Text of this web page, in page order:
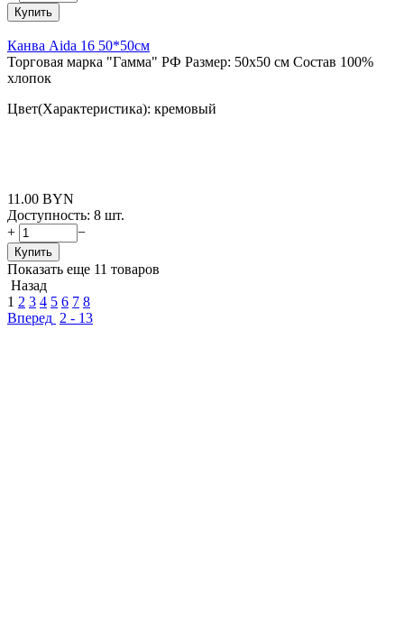
Купить
Канва Aida 16 50*50см
Торговая марка "Гамма" РФ Размер: 50x50 см Состав 100%
хлопок
Цвет(Характеристика): кремовый
11.00 BYN
Доступность: 8 шт.
+
−
Купить
Показать еще 11 товаров
Назад
1 2 3 4 5 6 7 8
Вперед 2 - 13